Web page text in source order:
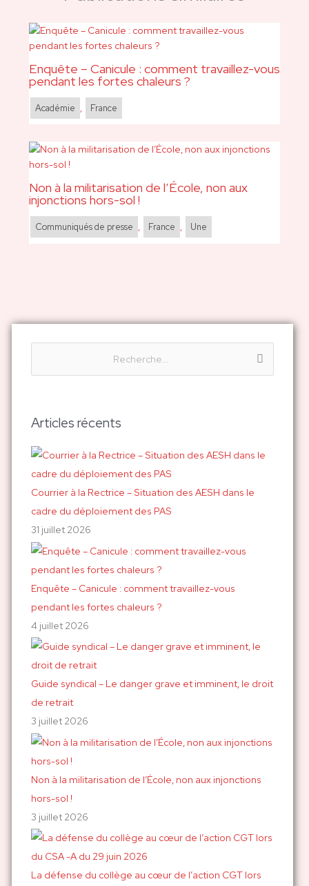
h
r
c
h
e
r
:
Articles récents
Courrier à la Rectrice – Situation des AESH dans le
cadre du déploiement des PAS
31 juillet 2026
Enquête – Canicule : comment travaillez-vous
pendant les fortes chaleurs ?
4 juillet 2026
Guide syndical – Le danger grave et imminent, le droit
de retrait
3 juillet 2026
Non à la militarisation de l’École, non aux injonctions
hors-sol !
3 juillet 2026
La défense du collège au cœur de l’action CGT lors
Enquête – Canicule : comment travaillez-vous
pendant les fortes chaleurs ?
Académie , France
Non à la militarisation de l’École, non aux
injonctions hors-sol !
Communiqués de presse , France , Une